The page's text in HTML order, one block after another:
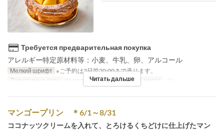
Требуется предварительная покупка
アレルギー特定原材料等：小麦、牛乳、卵、アルコール
Мелкий шрифт ※ご予約は2日前20:00まで承ります。
Допустимые даты 01 мая. ~ 31 авг. Категория места パン
Читать дальше
マンゴープリン ＊6/1～8/31
ココナッツクリームを入れて、とろけるくちどけに仕上げたマン